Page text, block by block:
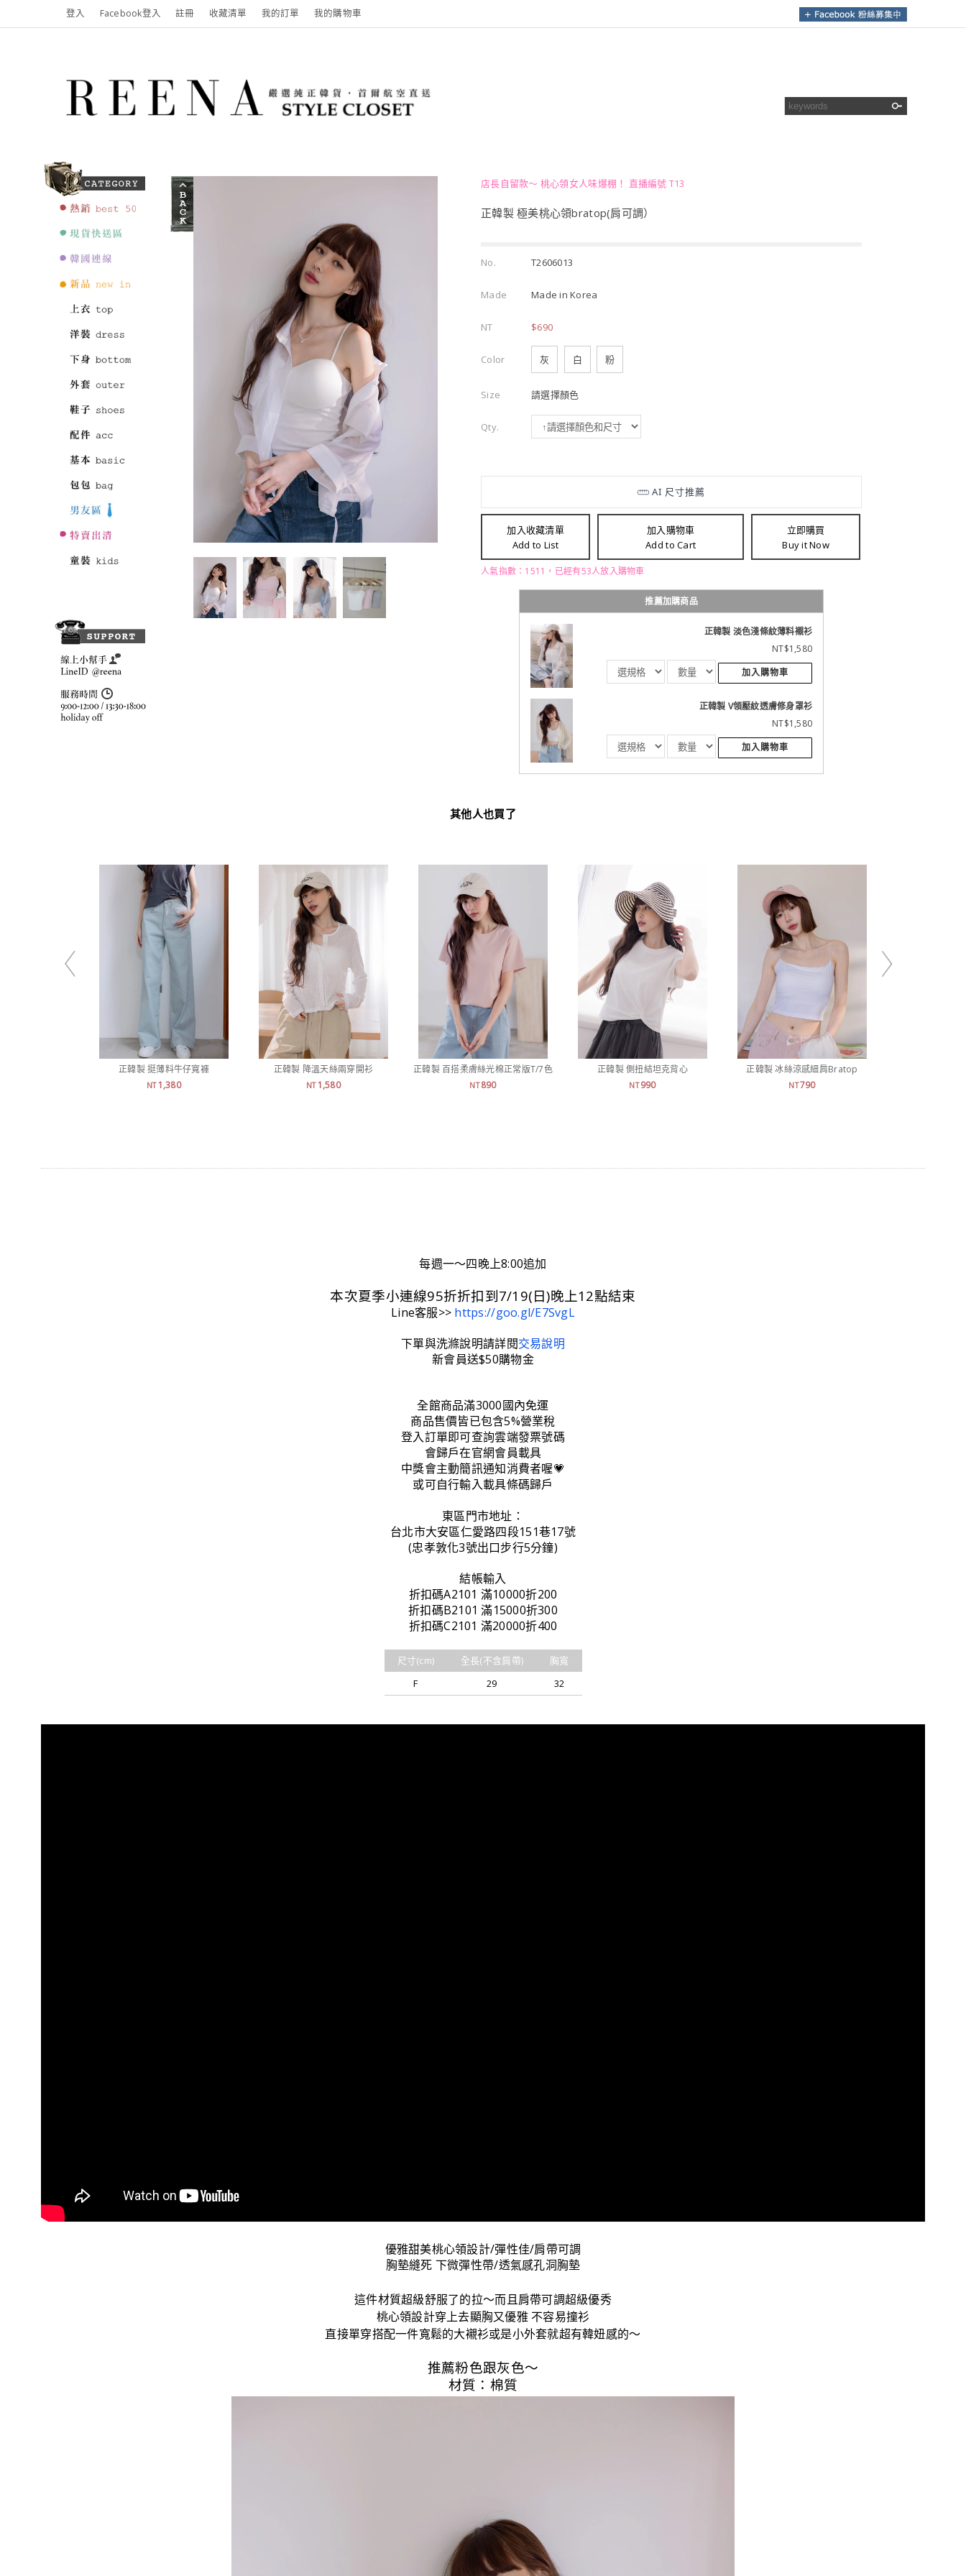
登入 Facebook登入 註冊 收藏清單 我的訂單 我的購物車
店長自留款～ 桃心領女人味爆棚！ 直播編號 T13
正韓製 極美桃心領bratop(肩可調）
No. T2606013
Made Made in Korea
NT $690
Color 灰 白 粉
Size 請選擇顏色
Qty.
加入收藏清單
Add to List
加入購物車
Add to Cart
立即購買
Buy it Now
人氣指數：1511，已經有53人放入購物車
推薦加購商品
正韓製 淡色淺條紋薄料襯衫
NT$1,580
加入購物車
正韓製 V領壓紋透膚修身罩衫
NT$1,580
加入購物車
其他人也買了
正韓製 挺薄料牛仔寬褲
NT1,380
正韓製 降溫天絲兩穿開衫
NT1,580
正韓製 百搭柔膚絲光棉正常版T/7色
NT 890
正韓製 側扭結坦克背心
NT 990
正韓製 冰絲涼感細肩Bratop
NT790
每週一～四晚上8:00追加
本次夏季小連線95折折扣到7/19(日)晚上12點結束
Line客服>> https://goo.gl/E7SvgL
下單與洗滌說明請詳閱交易說明
新會員送$50購物金
全館商品滿3000國內免運
商品售價皆已包含5%營業稅
登入訂單即可查詢雲端發票號碼
會歸戶在官網會員載具
中獎會主動簡訊通知消費者喔💗
或可自行輸入載具條碼歸戶
東區門市地址：
台北市大安區仁愛路四段151巷17號
(忠孝敦化3號出口步行5分鐘)
結帳輸入
折扣碼A2101 滿10000折200
折扣碼B2101 滿15000折300
折扣碼C2101 滿20000折400
尺寸(cm) 全長(不含肩帶)
胸寬
F
29 32
優雅甜美桃心領設計/彈性佳/肩帶可調
胸墊縫死 下微彈性帶/透氣感孔洞胸墊
這件材質超級舒服了的拉～而且肩帶可調超級優秀
桃心領設計穿上去顯胸又優雅 不容易撞衫
直接單穿搭配一件寬鬆的大襯衫或是小外套就超有韓妞感的～
推薦粉色跟灰色～
材質：棉質